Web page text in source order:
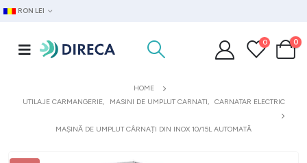
RON LEI
0 0
HOME
UTILAJE CARMANGERIE, MASINI DE UMPLUT CARNATI, CARNATAR ELECTRIC
MAȘINĂ DE UMPLUT CÂRNAȚI DIN INOX 10/15L AUTOMATĂ